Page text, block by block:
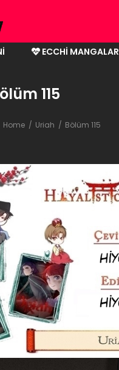
ECCHI MANGALAR
115
Home Uriah Bölüm 115